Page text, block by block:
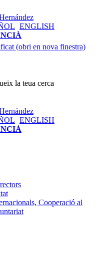
ENGLISH
(obri en nova finestra)
la teua cerca
ENGLISH
Cooperació al